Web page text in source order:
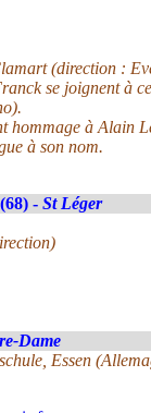
(direction :
se joignent à
hommage à Alain
à son nom.
- St Léger
Dame
Essen